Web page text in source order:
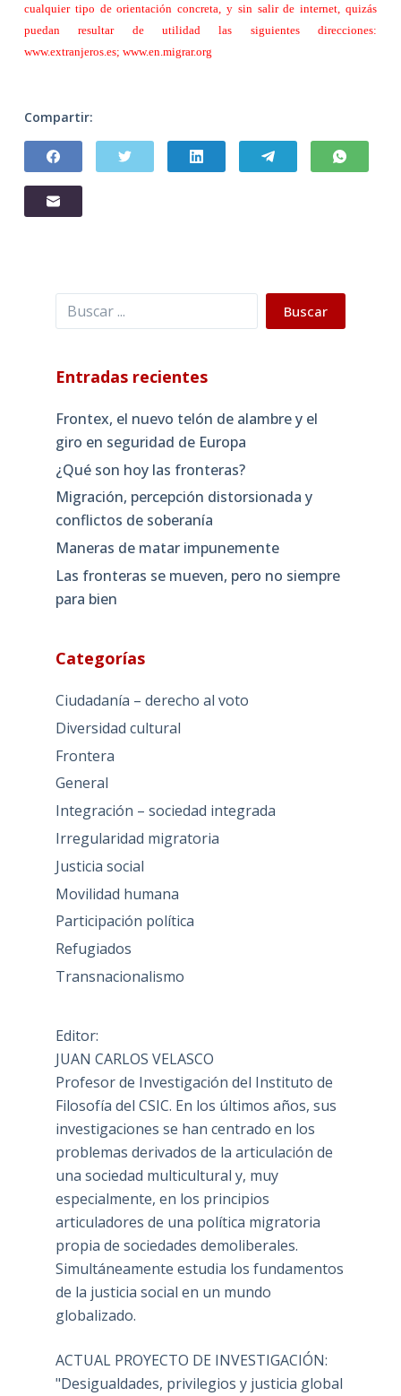
cualquier tipo de orientación concreta, y sin salir de internet, quizás
puedan resultar de utilidad las siguientes direcciones:
www.extranjeros.es; www.en.migrar.org
Compartir:
Buscar Buscar
Entradas recientes
Frontex, el nuevo telón de alambre y el
giro en seguridad de Europa
¿Qué son hoy las fronteras?
Migración, percepción distorsionada y
conflictos de soberanía
Maneras de matar impunemente
Las fronteras se mueven, pero no siempre
para bien
Categorías
Ciudadanía – derecho al voto
Diversidad cultural
Frontera
General
Integración – sociedad integrada
Irregularidad migratoria
Justicia social
Movilidad humana
Participación política
Refugiados
Transnacionalismo
Editor:
JUAN CARLOS VELASCO
Profesor de Investigación del Instituto de
Filosofía del CSIC. En los últimos años, sus
investigaciones se han centrado en los
problemas derivados de la articulación de
una sociedad multicultural y, muy
especialmente, en los principios
articuladores de una política migratoria
propia de sociedades demoliberales.
Simultáneamente estudia los fundamentos
de la justicia social en un mundo
globalizado.
ACTUAL PROYECTO DE INVESTIGACIÓN:
"Desigualdades, privilegios y justicia global